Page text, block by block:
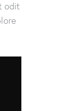
odit